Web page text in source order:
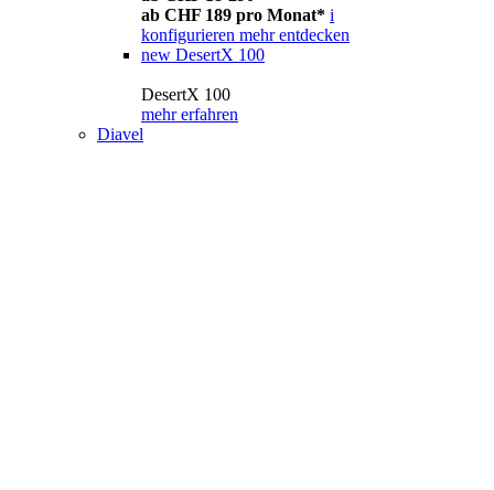
ab CHF 189 pro Monat* i
konfigurieren mehr entdecken
new DesertX 100
DesertX 100
mehr erfahren
Diavel